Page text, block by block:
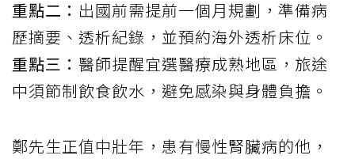
重點二： 出國前需提前一個月規劃，準備病
歷摘要、透析紀錄，並預約海外透析床位。
重點三： 醫師提醒宜選醫療成熟地區，旅途
中須節制飲食飲水，避免感染與身體負擔。
鄭先生正值中壯年，患有慢性腎臟病的他，